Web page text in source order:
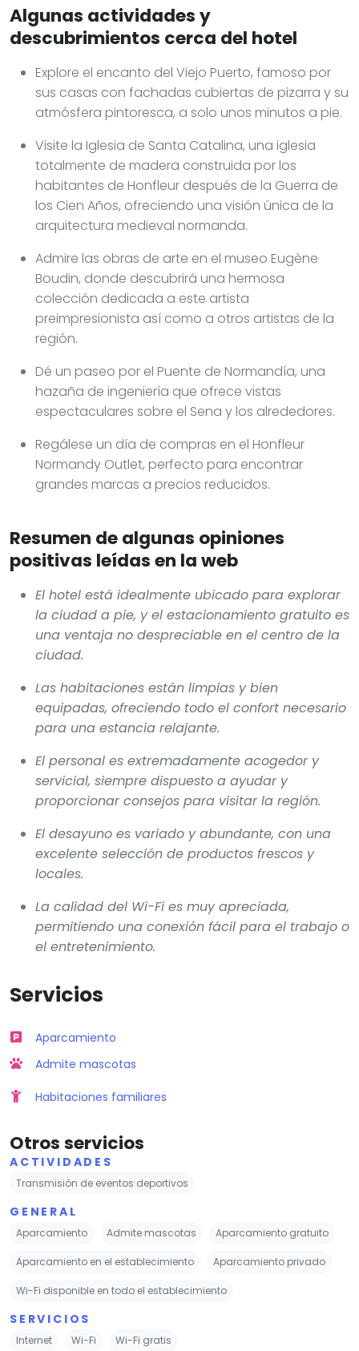
Algunas actividades y
descubrimientos cerca del hotel
Explore el encanto del Viejo Puerto, famoso por
sus casas con fachadas cubiertas de pizarra y su
atmósfera pintoresca, a solo unos minutos a pie.
Visite la Iglesia de Santa Catalina, una iglesia
totalmente de madera construida por los
habitantes de Honfleur después de la Guerra de
los Cien Años, ofreciendo una visión única de la
arquitectura medieval normanda.
Admire las obras de arte en el museo Eugène
Boudin, donde descubrirá una hermosa
colección dedicada a este artista
preimpresionista así como a otros artistas de la
región.
Dé un paseo por el Puente de Normandía, una
hazaña de ingeniería que ofrece vistas
espectaculares sobre el Sena y los alrededores.
Regálese un día de compras en el Honfleur
Normandy Outlet, perfecto para encontrar
grandes marcas a precios reducidos.
Resumen de algunas opiniones
positivas leídas en la web
El hotel está idealmente ubicado para explorar
la ciudad a pie, y el estacionamiento gratuito es
una ventaja no despreciable en el centro de la
ciudad.
Las habitaciones están limpias y bien
equipadas, ofreciendo todo el confort necesario
para una estancia relajante.
El personal es extremadamente acogedor y
servicial, siempre dispuesto a ayudar y
proporcionar consejos para visitar la región.
El desayuno es variado y abundante, con una
excelente selección de productos frescos y
locales.
La calidad del Wi-Fi es muy apreciada,
permitiendo una conexión fácil para el trabajo o
el entretenimiento.
Servicios
Aparcamiento
Admite mascotas
Habitaciones familiares
Otros servicios
ACTIVIDADES
Transmisión de eventos deportivos
GENERAL
Aparcamiento Admite mascotas Aparcamiento gratuito
Aparcamiento en el establecimiento Aparcamiento privado
Wi-Fi disponible en todo el establecimiento
SERVICIOS
Internet Wi-Fi Wi-Fi gratis